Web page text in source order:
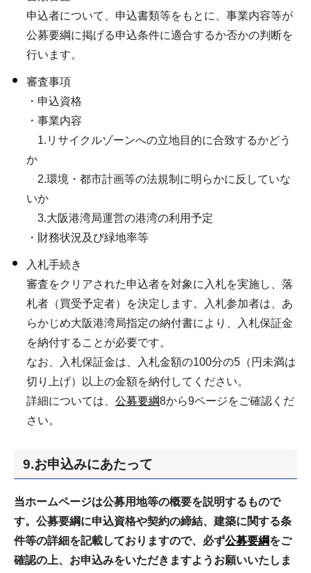
申込者について、申込書類等をもとに、事業内容等が
公募要綱に掲げる申込条件に適合するか否かの判断を
行います。
審査事項
・申込資格
・事業内容
1.リサイクルゾーンへの立地目的に合致するかどう
か
2.環境・都市計画等の法規制に明らかに反していな
いか
3.大阪港湾局運営の港湾の利用予定
・財務状況及び緑地率等
入札手続き
審査をクリアされた申込者を対象に入札を実施し、落
札者（買受予定者）を決定します。入札参加者は、あ
らかじめ大阪港湾局指定の納付書により、入札保証金
を納付することが必要です。
なお、入札保証金は、入札金額の100分の5（円未満は
切り上げ）以上の金額を納付してください。
詳細については、 公募要綱8から9ページをご確認くだ
さい。
9.お申込みにあたって
当ホームページは公募用地等の概要を説明するもので
す。公募要綱に申込資格や契約の締結、建築に関する条
件等の詳細を記載しておりますので、必ず公募要綱をご
確認の上、お申込みをいただきますようお願いいたしま